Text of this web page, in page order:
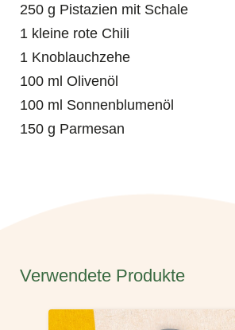
250 g Pistazien mit Schale
1 kleine rote Chili
1 Knoblauchzehe
100 ml Olivenöl
100 ml Sonnenblumenöl
150 g Parmesan
Verwendete Produkte